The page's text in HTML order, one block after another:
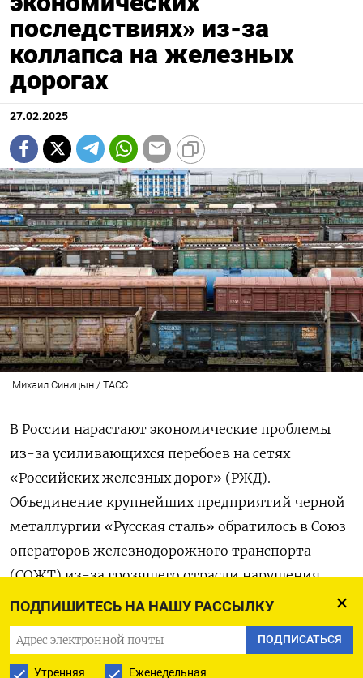
ПОДПИШИТЕСЬ НА НАШУ РАССЫЛКУ
ПОДПИСАТЬСЯ
Утренняя Еженедельная
последствиях» из-за
коллапса на железных
дорогах
27.02.2025
Михаил Синицын / ТАСС
В России нарастают экономические проблемы
из-за усиливающихся перебоев на сетях
«Российских железных дорог» (РЖД).
Объединение крупнейших предприятий черной
металлургии «Русская сталь» обратилось в Союз
операторов железнодорожного транспорта
(СОЖТ) из-за грозящего отрасли нарушения
производственных процессов, которое повлечет
«серьезные экономические последствия».
В ассоциации причиной возможных бедствий
называют введенные РЖД в октябре